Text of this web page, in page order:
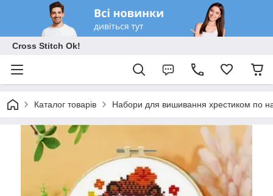
Cross Stitch Ok!
Каталог товарів Набори для вишивання хрестиком по